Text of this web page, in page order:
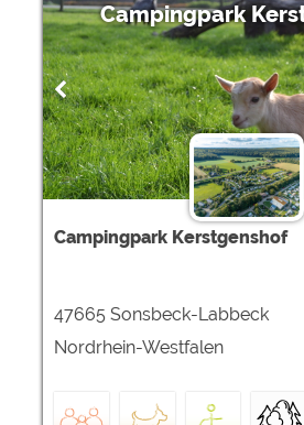
Campingpark
Campingpark Kerstgenshof
47665 Sonsbeck-Labbeck
Nordrhein-Westfalen